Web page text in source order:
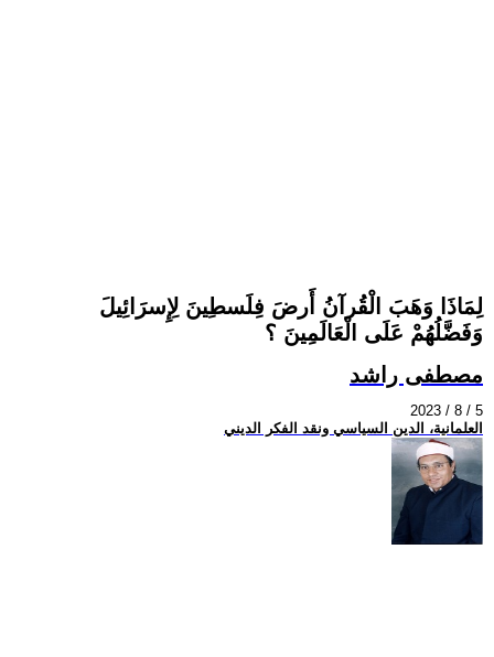
لِمَاذَا وَهَبَ الْقُرآنُ أَرضَ فِلَسطِينَ لِإِسرَائِيلَ
وَفَضَّلُهُمْ عَلَى الْعَالَمِينَ ؟
مصطفى راشد
2023 / 8 / 5
العلمانية، الدين السياسي ونقد الفكر الديني